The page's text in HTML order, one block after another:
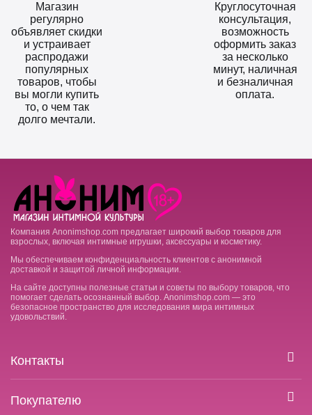
Магазин
регулярно
объявляет скидки
и устраивает
распродажи
популярных
товаров, чтобы
вы могли купить
то, о чем так
долго мечтали.
Круглосуточная
консультация,
возможность
оформить заказ
за несколько
минут, наличная
и безналичная
оплата.
Компания Anonimshop.com предлагает широкий выбор товаров для
взрослых, включая интимные игрушки, аксессуары и косметику.
Мы обеспечиваем конфиденциальность клиентов с анонимной
доставкой и защитой личной информации.
На сайте доступны полезные статьи и советы по выбору товаров, что
помогает сделать осознанный выбор. Anonimshop.com — это
безопасное пространство для исследования мира интимных
удовольствий.
Контакты
Покупателю